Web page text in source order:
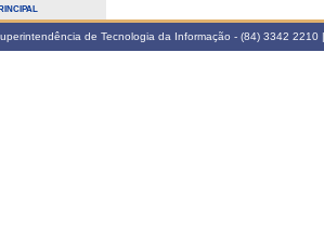
de Tecnologia da Informação - (84) 3342